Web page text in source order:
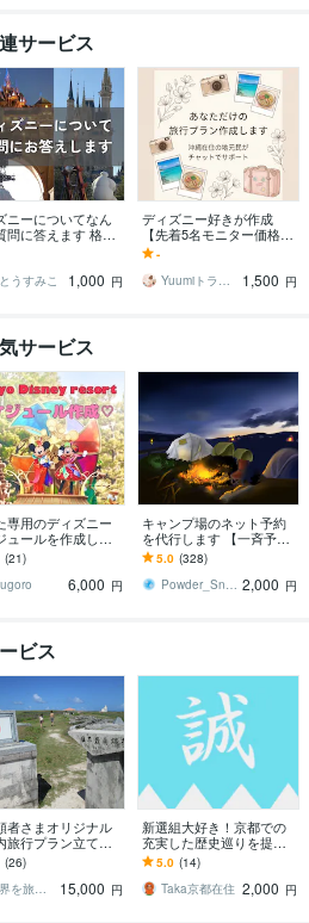
サービス
ニーについてなん
問に答えます 格安
システムが変わり
分からないという
うすみこ
1,000 円
ディズニー好きが作成
【先着5名モニター価格】
ます 遠方からでも失敗し
ない大満足のパーク計
画・しおり作り
-
Yuumiトラベル
1,500 円
サービス
専用のディズニー
ュールを作成しま
ズニーをもっと快
もっと楽しく！最
ランをご提案
(21)
6,000 円
キャンプ場のネット予約
を代行します 【一斉予約
プラン】予約受付スター
ト時刻ピッタリに予約し
ます
5.0 (328)
Powder_Snow 2,000 円
ビス
者さまオリジナル
旅行プラン立てま
本一周した旅ブロ
作る！】世界で一
の旅行プラン
(26)
世界を旅する文章屋タカヤ｜SEOライター
15,000 円
新選組大好き！京都での
充実した歴史巡りを提案
します ガイドブックに載
ってないマニアックな聖
地や名所なども教えます
5.0 (14)
Taka京都在住 2,000 円